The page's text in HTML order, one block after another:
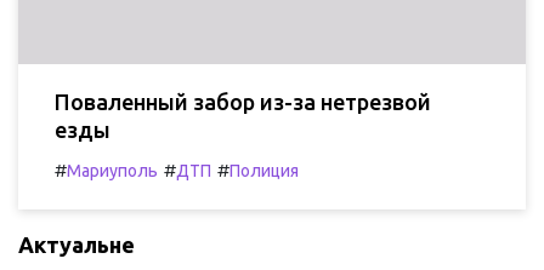
Поваленный забор из-за нетрезвой
езды
#Мариуполь #ДТП #Полиция
Актуальне